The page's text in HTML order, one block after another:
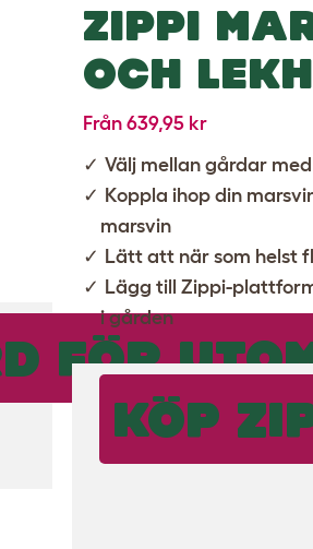
FÖR
ZIPPI
OCH
Från 639,95 kr
Välj mellan gårdar
Koppla ihop din
marsvin
Lätt att när som helst
Lägg till Zippi-
i gården
KÖP